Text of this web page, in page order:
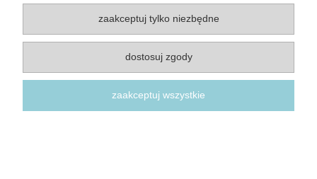
Farba Farrow and Ball - 2001 Strong White
45,00 zł
do koszyka
zaakceptuj tylko niezbędne
dostosuj zgody
zaakceptuj wszystkie